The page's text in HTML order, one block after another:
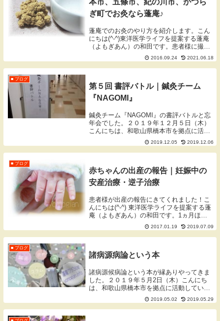
ぎ町でお灸なら蓬庵♪
蓬庵でのお灸のやり方を紹介します。こん
にちは(^-^)東洋医学ライフを提案する蓬庵
（よもぎあん）の和田です。患者様に撮ら
せて頂いたお灸をしたあとの灰がツボに残
っているところです。これだけみると熱そ
うですが、やけどをしない絶妙な加減で火
2016.09.24 2021.06.18
■ ブログ
第５回 書評バトル｜鍼灸チーム
『NAGOMI』
鍼灸チーム『NAGOMI』の書評バトルと忘
年会でした。２０１９年１２月５日（木）
こんにちは、和歌山県橋本市を拠点に活動
しております蓬庵（よもぎあん）のワダで
す。ブログをご覧いただきありがとうござ
います。鍼灸チーム『NAGOMI』鍼灸チー
2019.12.05 2019.12.06
■ ブログ
赤ちゃんの出産の報告｜妊娠中の
安産治療・逆子治療
患者様が出産の報告にきてくれました！こ
んにちは(^-^) 東洋医学ライフを提案する蓬
庵（よもぎあん）の和田です。1ヵ月ほど
前に出産された患者様の片山さんご夫妻
が、赤ちゃんと一緒に出産の報告にきてく
れました。予定していたよりも早く陣痛が
2017.01.19 2019.07.09
■ ブログ
諸病源病論という本
諸病源候病論という本が縁ありやってきま
した。２０１９年５月2日（木）こんにち
は、和歌山県橋本市を拠点に活動していま
す、蓬庵（よもぎあん）のワダです。ブロ
グをご覧頂きありがとうございます。諸病
源候論（しょびょうげんこうろん）諸病源
2019.05.02 2019.05.29